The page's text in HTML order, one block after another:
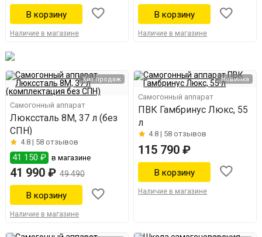
Наличие в магазине Наличие в магазине
Хит продаж
Самогонный аппарат
Люкссталь 8М, 37 л (без
СПН)
4.8 | 58 отзывов
41 150 ₽ в магазине
41 990 ₽ 49 490
Наличие в магазине
Новинка
Самогонный аппарат
ПВК Гамбринус Люкс, 55
л
4.8 | 58 отзывов
115 790 ₽
Наличие в магазине